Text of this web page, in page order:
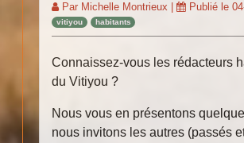
Par Michelle Montrieux | Publié le
vitiyou habitants
Connaissez-vous les rédacteurs
du Vitiyou ?
Nous vous en présentons
nous invitons les autres (passés